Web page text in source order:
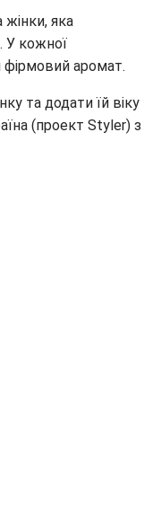
жінки, яка
У кожної
фірмовий аромат.
та додати їй віку
(проект Styler) з